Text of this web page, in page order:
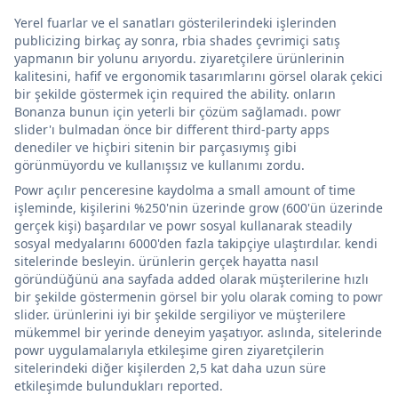
Yerel fuarlar ve el sanatları gösterilerindeki işlerinden
publicizing birkaç ay sonra, rbia shades çevrimiçi satış
yapmanın bir yolunu arıyordu. ziyaretçilere ürünlerinin
kalitesini, hafif ve ergonomik tasarımlarını görsel olarak çekici
bir şekilde göstermek için required the ability. onların
Bonanza bunun için yeterli bir çözüm sağlamadı. powr
slider'ı bulmadan önce bir different third-party apps
denediler ve hiçbiri sitenin bir parçasıymış gibi
görünmüyordu ve kullanışsız ve kullanımı zordu.
Powr açılır penceresine kaydolma a small amount of time
işleminde, kişilerini %250'nin üzerinde grow (600'ün üzerinde
gerçek kişi) başardılar ve powr sosyal kullanarak steadily
sosyal medyalarını 6000'den fazla takipçiye ulaştırdılar. kendi
sitelerinde besleyin. ürünlerin gerçek hayatta nasıl
göründüğünü ana sayfada added olarak müşterilerine hızlı
bir şekilde göstermenin görsel bir yolu olarak coming to powr
slider. ürünlerini iyi bir şekilde sergiliyor ve müşterilere
mükemmel bir yerinde deneyim yaşatıyor. aslında, sitelerinde
powr uygulamalarıyla etkileşime giren ziyaretçilerin
sitelerindeki diğer kişilerden 2,5 kat daha uzun süre
etkileşimde bulundukları reported.